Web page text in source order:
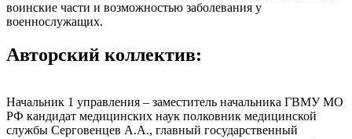
воинские части и возможностью заболевания у
военнослужащих.
Авторский коллектив:
Начальник 1 управления – заместитель начальника ГВМУ МО
РФ кандидат медицинских наук полковник медицинской
службы Серговенцев А.А., главный государственный